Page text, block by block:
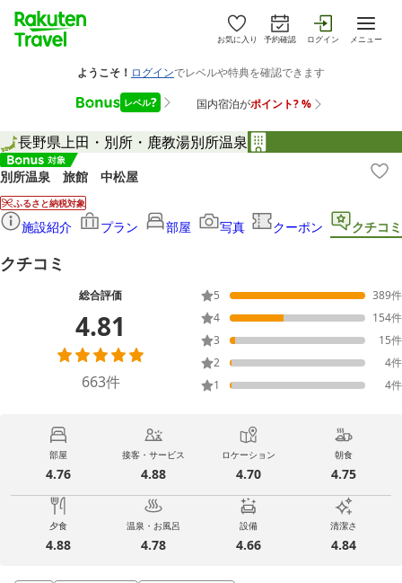
お気に入り 予約確認 ログイン メニュー
長野県上田・別所・鹿教湯別所温泉
別所温泉 旅館 中松屋
ふるさと納税対象
施設紹介 プラン 部屋 写真 クーポン クチコミ
クチコミ
総合評価
4.81
663件
5 389件
4
154件
3
15件
2
4件
1
4件
部屋
4.76
接客・サービス
4.88
ロケーション
4.70
朝食
4.75
夕食
4.88
温泉・お風呂
4.78
設備
4.66
清潔さ
4.84